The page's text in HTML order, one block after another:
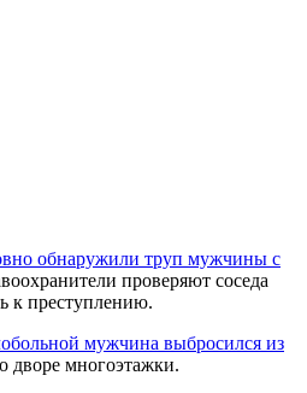
обнаружили труп мужчины с
проверяют соседа
к преступлению.
мужчина выбросился из
дворе многоэтажки.